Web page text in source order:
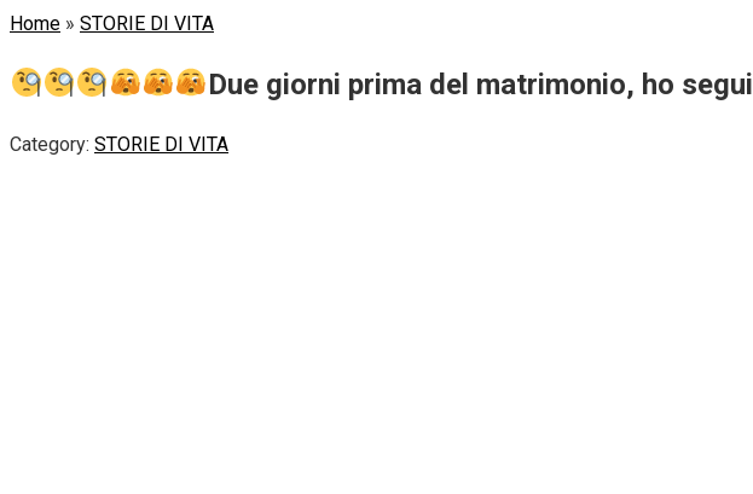
Home » STORIE DI VITA
Due giorni prima del matrimonio, ho
Category: STORIE DI VITA